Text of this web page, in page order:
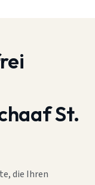
St.
die Ihren